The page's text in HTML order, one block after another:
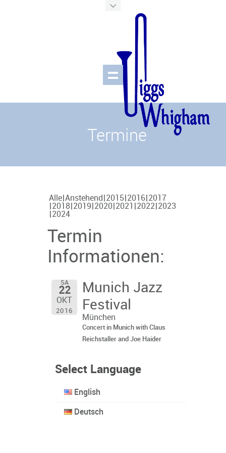
Termine
Alle Anstehend 2015 2016 2017
2018 2019 2020 2021 2022 2023
2024
Termin
Informationen:
SA
22
OKT
2016
Munich Jazz
Festival
München
Concert in Munich with Claus
Reichstaller and Joe Haider
Select Language
English
Deutsch